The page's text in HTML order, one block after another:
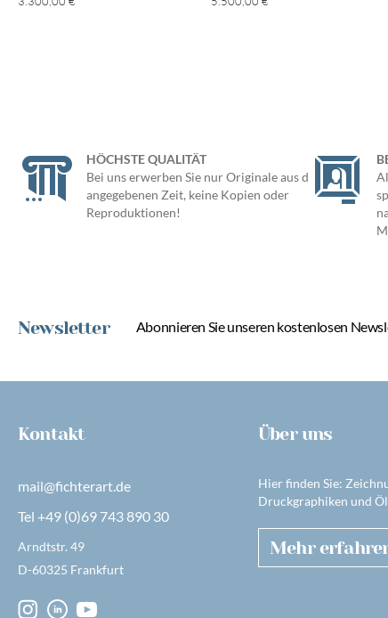
HÖCHSTE QUALITÄT
Bei uns erwerben Sie nur Originale aus der
angegebenen Zeit, keine Kopien oder
Reproduktionen!
Newsletter Abonnieren Sie unseren kostenlosen
Kontakt
mail@fichterart.de
Tel +49 (0)69 743 890 30
Arndtstr. 49
D-60325 Frankfurt
Über uns
Hier finden Sie:
Druckgraphiken und
Mehr